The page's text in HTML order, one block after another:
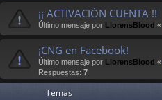
¡¡ ACTIVACIÓN CUENTA !!
Último mensaje por LlorensBlood «
¡CNG en Facebook!
Último mensaje por LlorensBlood «
Respuestas: 7
Temas